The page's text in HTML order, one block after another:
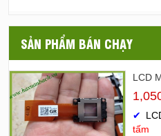
SẢN PHẨM BÁN CHẠY
LCD
✔
tấm